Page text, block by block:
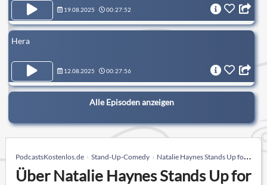
19.08.2025 00:27:52
Hera
12.08.2025 00:27:56
Alle Episoden anzeigen
PodcastsKostenlos.de Stand-Up-Comedy Natalie Haynes Stands Up for the Classics
Über Natalie Haynes Stands Up for